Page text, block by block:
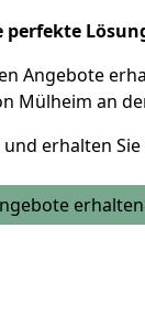
Angebote
Mülheim an
und erhalten
erhalten